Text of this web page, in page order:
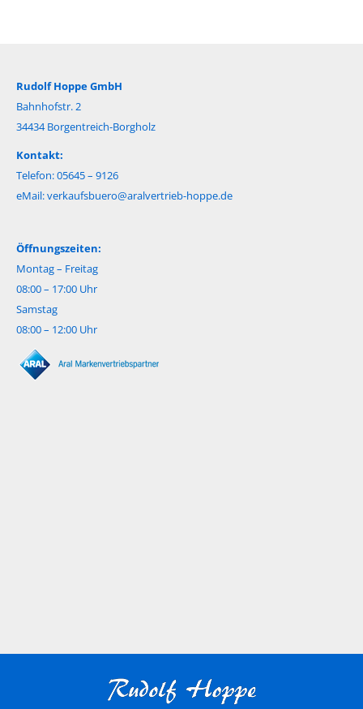
Rudolf Hoppe GmbH
Bahnhofstr. 2
34434 Borgentreich-Borgholz
Kontakt:
Telefon: 05645 – 9126
eMail:verkaufsbuero@aralvertrieb-hoppe.de
Öffnungszeiten:
Montag – Freitag
08:00 – 17:00 Uhr
Samstag
08:00 – 12:00 Uhr